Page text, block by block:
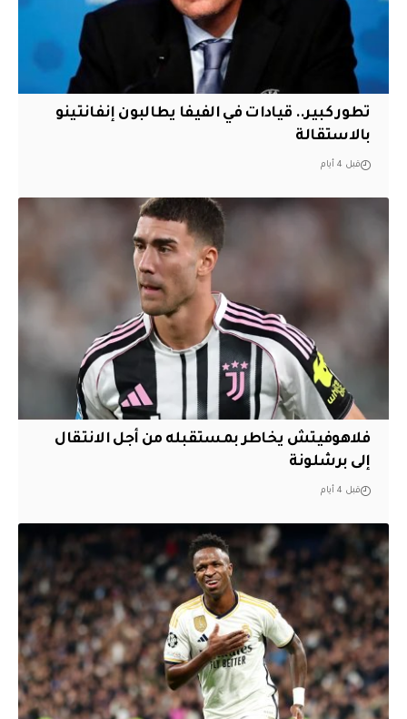
تطور كبير.. قيادات في الفيفا يطالبون إنفانتينو
بالاستقالة
قبل 4 أيام
فلاهوفيتش يخاطر بمستقبله من أجل الانتقال
إلى برشلونة
قبل 4 أيام